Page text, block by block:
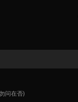
问在否)